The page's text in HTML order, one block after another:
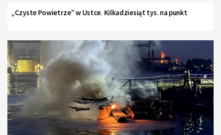
„Czyste Powietrze” w Ustce. Kilkadziesiąt tys. na punkt